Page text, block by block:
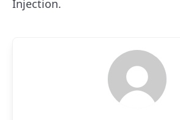
Injection.